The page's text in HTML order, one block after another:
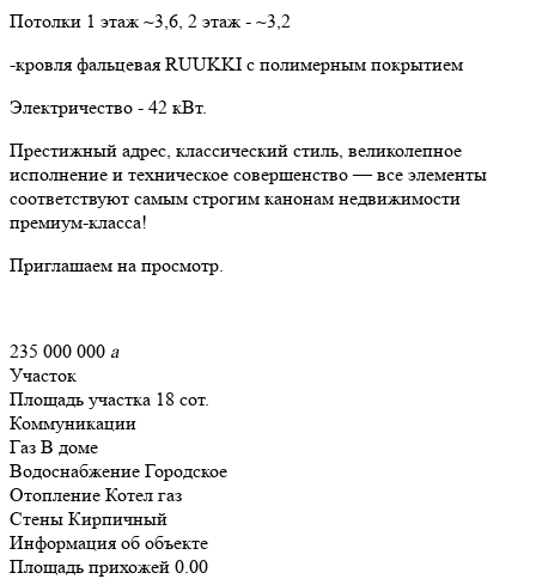
Потолки 1 этаж ~3,6, 2 этаж - ~3,2
-кровля фальцевая RUUKKI с полимерным покрытием
Электричество - 42 кВт.
Престижный адрес, классический стиль, великолепное
исполнение и техническое совершенство — все элементы
соответствуют самым строгим канонам недвижимости
премиум-класса!
Приглашаем на просмотр.
235 000 000 a
Участок
Площадь участка 18 сот.
Коммуникации
Газ В доме
Водоснабжение Городское
Отопление Котел газ
Стены Кирпичный
Информация об объекте
Площадь прихожей 0.00